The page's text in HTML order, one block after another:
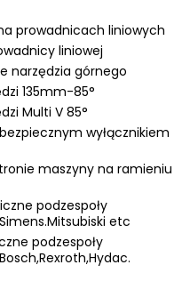
prowadnicach liniowych
liniowej
narzędzia górnego
135mm-85°
Multi V 85°
wyłącznikiem
maszyny na ramieniu
podzespoły
etc
podzespoły